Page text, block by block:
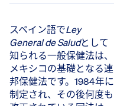
スペイン語で​Ley
General de Salud​として
知られる一般保健法は、
メキシコの基礎となる連
邦保健法です。1984年に
制定され、その後何度も